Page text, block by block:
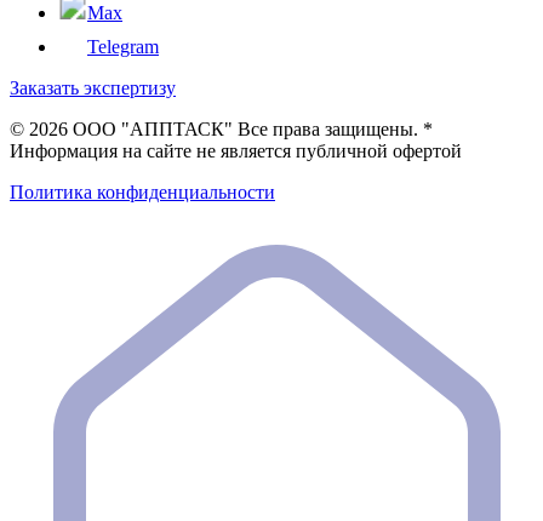
Max
Telegram
Заказать экспертизу
© 2026 ООО "АППТАСК" Все права защищены. *
Информация на сайте не является публичной офертой
Политика конфиденциальности